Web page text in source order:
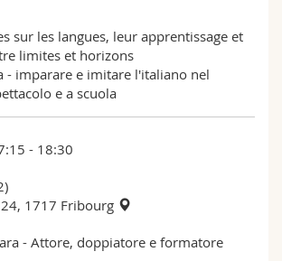
sur les langues, leur apprentissage et
limites et horizons
- imparare e imitare l'italiano nel
e a scuola
- 18:30
1717 Fribourg
- Attore, doppiatore e formatore